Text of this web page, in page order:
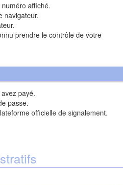
affiché.
navigateur.
prendre le contrôle de votre
payé.
passe.
officielle de signalement.